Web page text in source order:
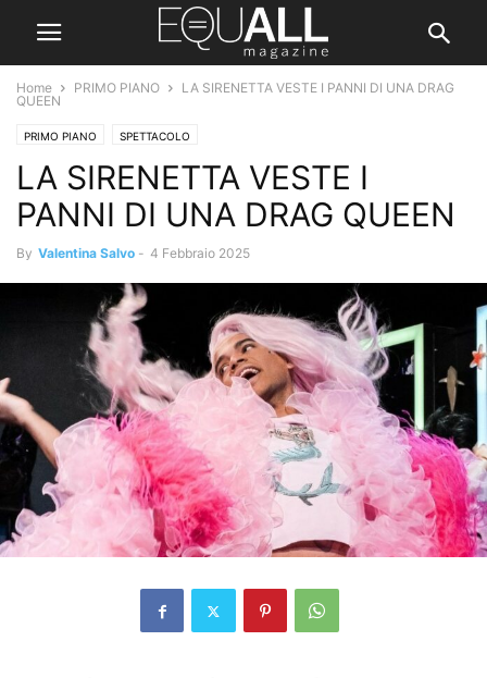
Home PRIMO PIANO
LA SIRENETTA VESTE I PANNI DI UNA DRAG
QUEEN
PRIMO PIANO SPETTACOLO
LA SIRENETTA VESTE I
PANNI DI UNA DRAG QUEEN
By Valentina Salvo - 4 Febbraio 2025